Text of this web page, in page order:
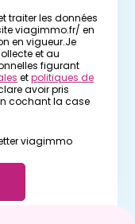
traiter les données
viagimmo.fr/ en
en vigueur.Je
et au
figurant
etpolitiques de
avoir pris
cochant la case
viagimmo